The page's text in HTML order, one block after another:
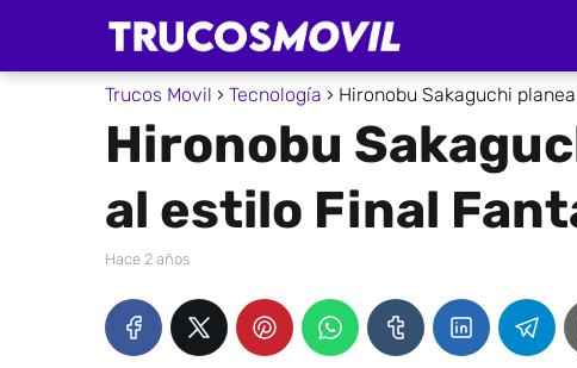
Trucos Movil Tecnología Hironobu Sakaguchi
Hironobu
al estilo Final
hace 2 años